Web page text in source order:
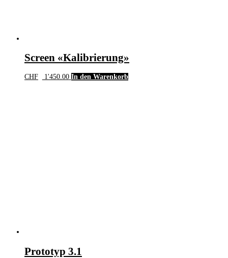
Screen «Kalibrierung»
CHF 1'450.00 In den Warenkorb
Prototyp 3.1